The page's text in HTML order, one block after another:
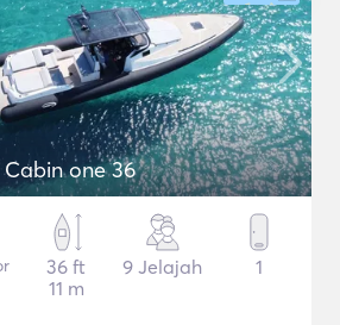
one 36
36 ft
11 m
9 Jelajah 1